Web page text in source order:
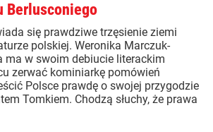
Berlusconiego
się prawdziwe trzęsienie ziemi
polskiej. Weronika Marczuk-
ma w swoim debiucie literackim
zerwać kominiarkę pomówień
Polsce prawdę o swojej przygodzie
Tomkiem. Chodzą słuchy, że prawa